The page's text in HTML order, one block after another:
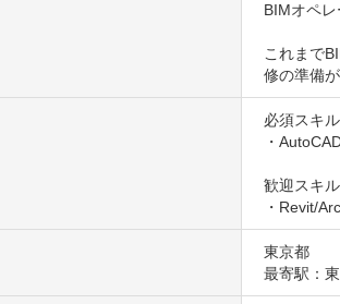
BIMオペ
これまで
修の準備
必須スキル
・
歓迎スキ
・Revit/
東京都
最寄駅：